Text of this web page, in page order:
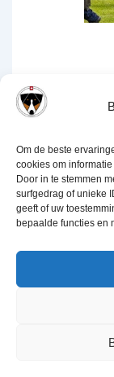
Om de beste
cookies om
Door in te stemmen
surfgedrag of unieke
geeft of uw
bepaalde functies en
Disclaimer